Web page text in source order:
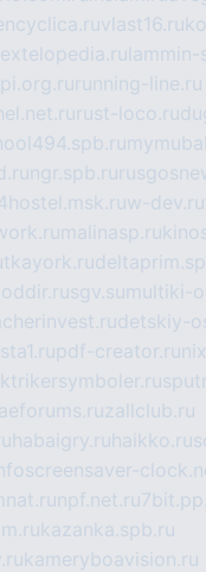
vlast16.ru
extelopedia.ru
running-line.ru
rust-loco.ru
ngr.spb.ru
w-dev.ru
malinasp.ru
sgv.su multiki-
cherinvest.rudetskiy-
pdf-creator.ru
aeforums.ruzallclub.ru
habaigry.ru haikko.ru
screensaver-
npf.net.ru
kazanka.spb.ru
kameryboavision.ru